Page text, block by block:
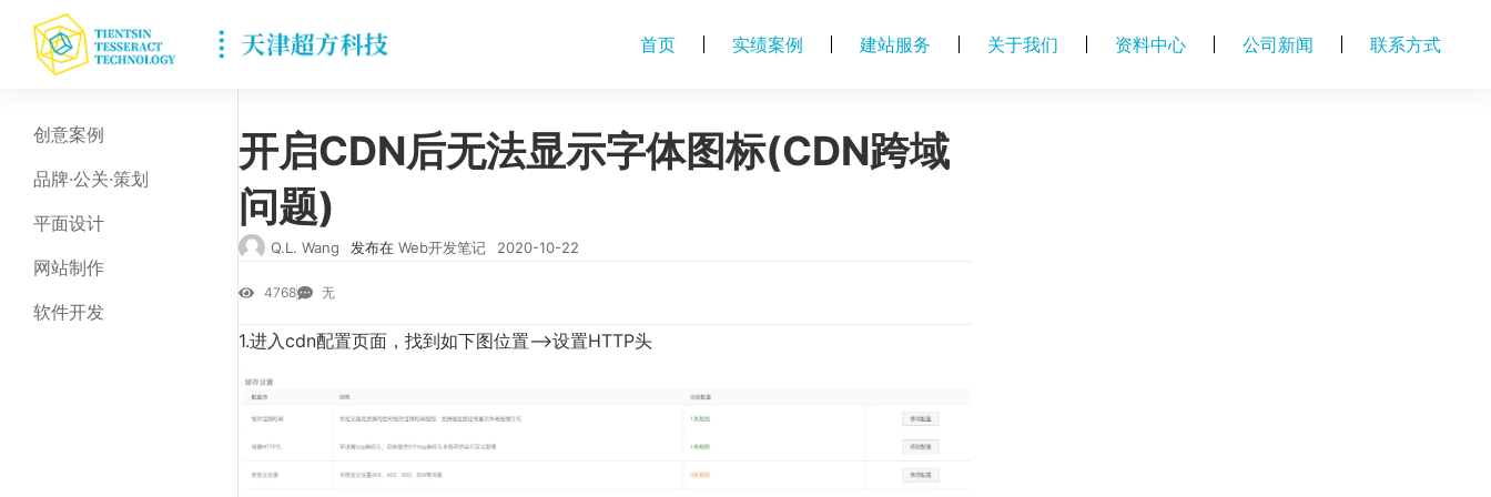
首页 实绩案例 建站服务 关于我们 资料中心 公司新闻 联系方式
创意案例
品牌·公关·策划
平面设计
网站制作
软件开发
开启CDN后无法显示字体图标(CDN跨域
问题)
Q.L. Wang 发布在 Web开发笔记 2020-10-22
4768 无
1.进入cdn配置页面，找到如下图位置–>设置HTTP头